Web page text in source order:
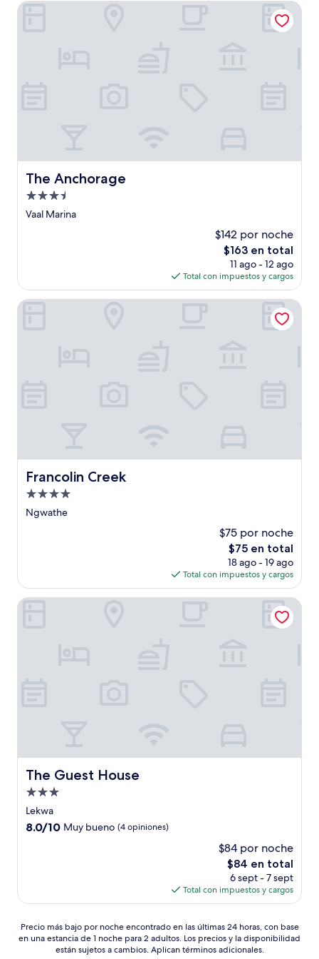
The Anchorage
The Anchorage
Propiedad
de
Vaal Marina
$142 por noche
El
precio
actual
es
de
$163 en total
11 ago - 12 ago
Total con impuestos y cargos
The Anchorage
Francolin Creek
Francolin Creek
Propiedad
de
Ngwathe
$75 por noche
El
precio
actual
es
de
$75 en total
18 ago - 19 ago
Total con impuestos y cargos
Francolin Creek
The Guest House
The Guest House
Propiedad
de
3.0
Lekwa
8.0
opiniones)
8.0/10 Muy bueno (4 opiniones)
$84 por noche
El
precio
actual
es
$84
$84 en total
6 sept - 7 sept
Total con impuestos y cargos
The Guest House
Precio
más
Precio más bajo por noche encontrado en las últimas 24 horas, con base
en una estancia de 1 noche para 2 adultos. Los precios y la disponibilidad
están sujetos a cambios. Aplican términos adicionales.